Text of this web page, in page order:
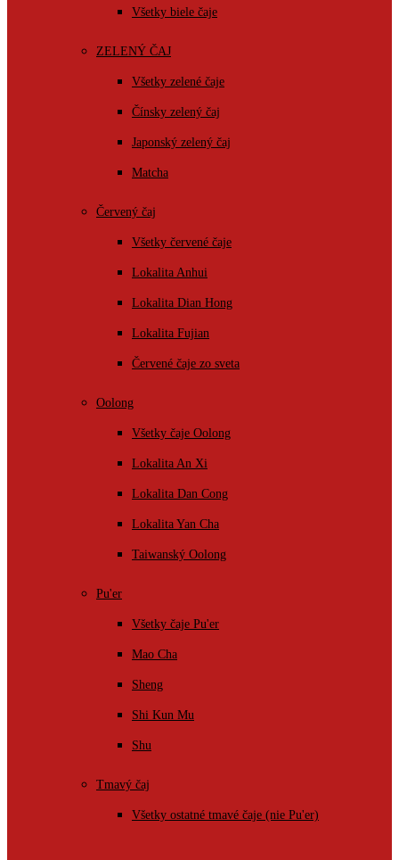
Všetky biele čaje
ZELENÝ ČAJ
Všetky zelené čaje
Čínsky zelený čaj
Japonský zelený čaj
Matcha
Červený čaj
Všetky červené čaje
Lokalita Anhui
Lokalita Dian Hong
Lokalita Fujian
Červené čaje zo sveta
Oolong
Všetky čaje Oolong
Lokalita An Xi
Lokalita Dan Cong
Lokalita Yan Cha
Taiwanský Oolong
Pu'er
Všetky čaje Pu'er
Mao Cha
Sheng
Shi Kun Mu
Shu
Tmavý čaj
Všetky ostatné tmavé čaje (nie Pu'er)